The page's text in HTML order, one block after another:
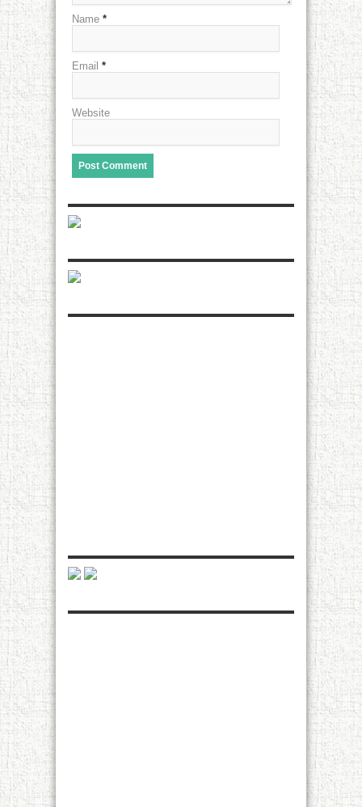
Name *
Email *
Website